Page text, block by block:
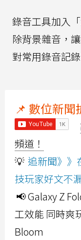
錄音工具加入
除背景雜音，
對常用錄音記
📌 數位新聞
頻道！
💡 追新聞》》
技玩家好文不
📢 Galaxy Z
工效能 同時爽
Bloom